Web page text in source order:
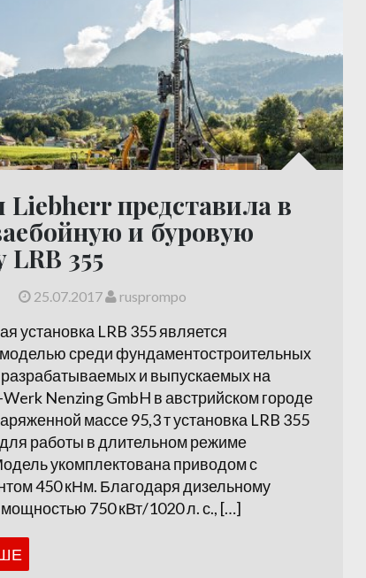
представила в
и буровую
LRB 355
25.07.2017 rusprompo
установка LRB 355 является
среди фундаментостроительных
и выпускаемых на
Nenzing GmbH в австрийском городе
массе 95,3 т установка LRB 355
работы в длительном режиме
укомплектована приводом с
450 кНм. Благодаря дизельному
750 кВт/1020 л. с., […]